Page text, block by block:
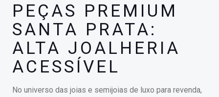
PEÇAS PREMIUM
SANTA PRATA:
ALTA JOALHERIA
ACESSÍVEL
No universo das joias e semijoias de luxo para revenda,